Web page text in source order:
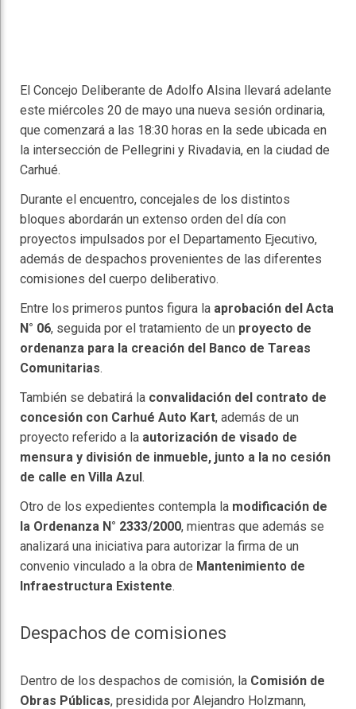
El Concejo Deliberante de Adolfo Alsina llevará adelante
este miércoles 20 de mayo una nueva sesión ordinaria,
que comenzará a las 18:30 horas en la sede ubicada en
la intersección de Pellegrini y Rivadavia, en la ciudad de
Carhué.
Durante el encuentro, concejales de los distintos
bloques abordarán un extenso orden del día con
proyectos impulsados por el Departamento Ejecutivo,
además de despachos provenientes de las diferentes
comisiones del cuerpo deliberativo.
Entre los primeros puntos figura la aprobación del Acta
N° 06, seguida por el tratamiento de un proyecto de
ordenanza para la creación del Banco de Tareas
Comunitarias.
También se debatirá la convalidación del contrato de
concesión con Carhué Auto Kart, además de un
proyecto referido a la autorización de visado de
mensura y división de inmueble, junto a la no cesión
de calle en Villa Azul.
Otro de los expedientes contempla la modificación de
la Ordenanza N° 2333/2000, mientras que además se
analizará una iniciativa para autorizar la firma de un
convenio vinculado a la obra de Mantenimiento de
Infraestructura Existente.
Despachos de comisiones
Dentro de los despachos de comisión, la Comisión de
Obras Públicas, presidida por Alejandro Holzmann,